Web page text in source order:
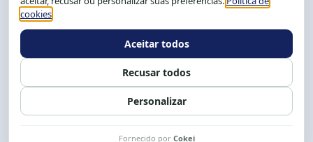
Tel.: (71) 2104-5457, Cel.: (71) 9 9239-2104 ou 2105
Expediente: 8h às 12h e 13 às 17h.
Siga nossas redes Fale conosco